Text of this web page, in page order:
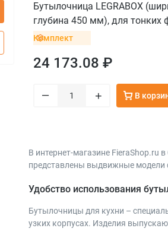
Бутылочница LEGRABOX
глубина 450 мм), для тонких
серый орион
Комплект
24 173.08 ₽
– + В
В интернет-магазине
представлены выдвижные
Удобство использования
Бутылочницы для кухни –
узких корпусах. Изделия